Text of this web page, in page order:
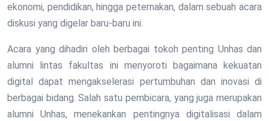
ekonomi, pendidikan, hingga peternakan, dalam sebuah acara
diskusi yang digelar baru-baru ini.
Acara yang dihadiri oleh berbagai tokoh penting Unhas dan
alumni lintas fakultas ini menyoroti bagaimana kekuatan
digital dapat mengakselerasi pertumbuhan dan inovasi di
berbagai bidang. Salah satu pembicara, yang juga merupakan
alumni Unhas, menekankan pentingnya digitalisasi dalam